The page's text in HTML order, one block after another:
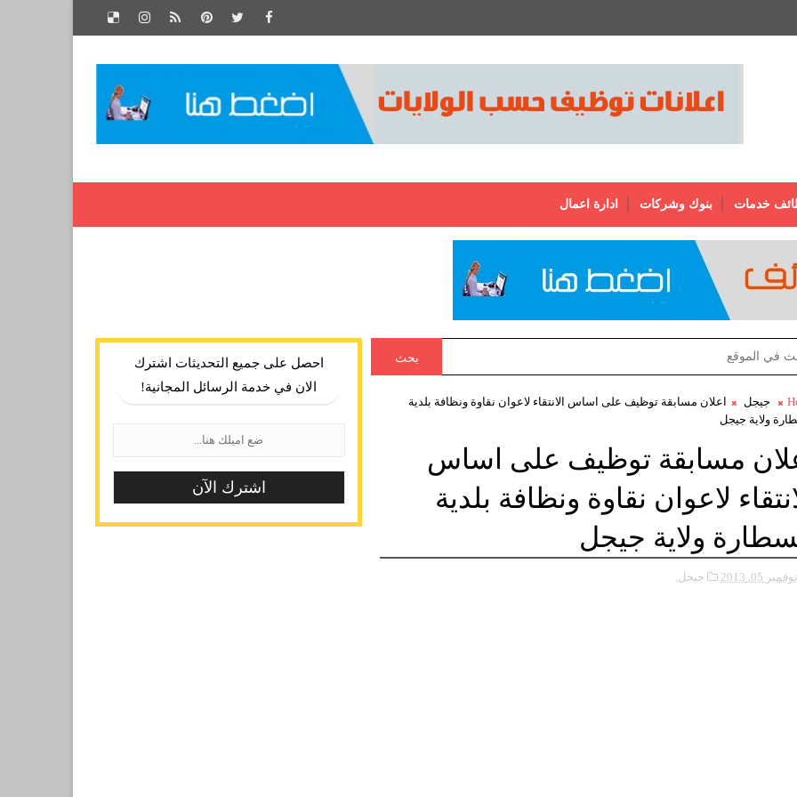
خدمات بنوك وشركات ادارة اعمال
بحث
جيجل
اعلان مسابقة توظيف على اساس الانتقاء لاعوان نقاوة ونظافة بلدية
ولاية جيجل
مسابقة توظيف على اساس
لاعوان نقاوة ونظافة بلدية
ولاية جيجل
نوفمبر 05, 2013 جيجل,
احصل على جميع التحديثات اشترك
الان في خدمة الرسائل المجانية!